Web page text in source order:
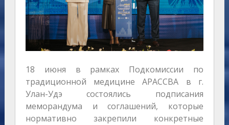
18 июня в рамках Подкомиссии по
традиционной медицине АРАССВА в г.
Улан-Удэ состоялись подписания
меморандума и соглашений, которые
нормативно закрепили конкретные